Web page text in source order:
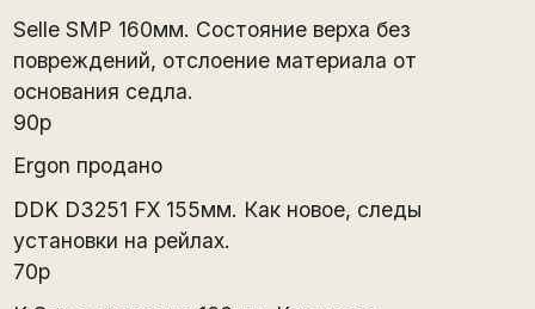
Selle SMP 160мм. Состояние верха без
повреждений, отслоение материала от
основания седла.
90р
Ergon продано
DDK D3251 FX 155мм. Как новое, следы
установки на рейлах.
70р